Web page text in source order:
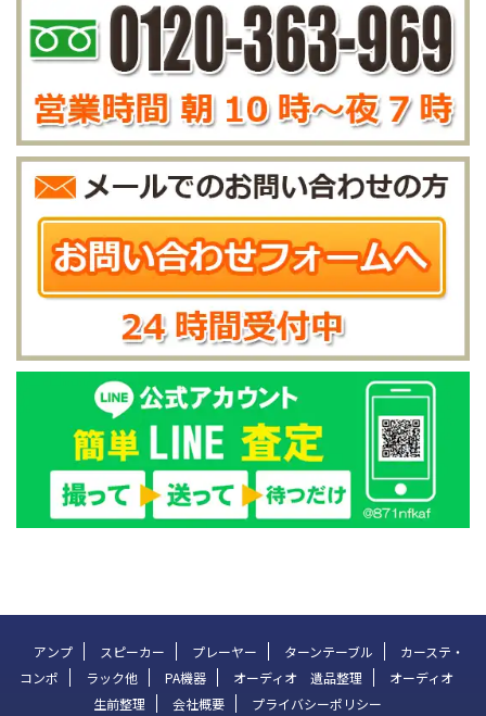
アンプ スピーカー プレーヤー ターンテーブル
カーステ・
コンポ
ラック他 PA機器 オーディオ 遺品整理
オーディオ
生前整理
会社概要 プライバシーポリシー